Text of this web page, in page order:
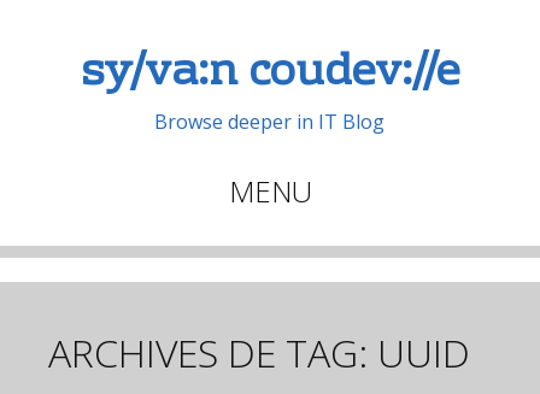
sy/va:n coudev://e
Browse deeper in IT Blog
MENU
Aller
ARCHIVES DE TAG: UUID